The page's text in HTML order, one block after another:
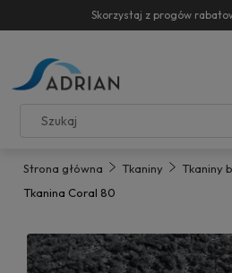
Skorzystaj z progów
Strona główna Tkaniny Tkaniny
Tkanina Coral 80